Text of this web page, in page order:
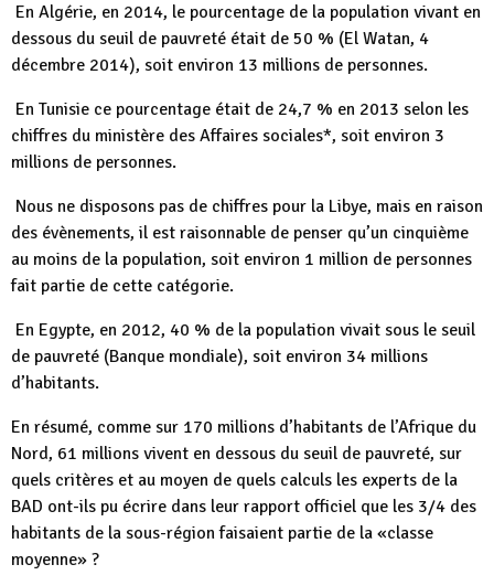
En Algérie, en 2014, le pourcentage de la population vivant en
dessous du seuil de pauvreté était de 50 % (El Watan, 4
décembre 2014), soit environ 13 millions de personnes.
En Tunisie ce pourcentage était de 24,7 % en 2013 selon les
chiffres du ministère des Affaires sociales*, soit environ 3
millions de personnes.
Nous ne disposons pas de chiffres pour la Libye, mais en raison
des évènements, il est raisonnable de penser qu’un cinquième
au moins de la population, soit environ 1 million de personnes
fait partie de cette catégorie.
En Egypte, en 2012, 40 % de la population vivait sous le seuil
de pauvreté (Banque mondiale), soit environ 34 millions
d’habitants.
En résumé, comme sur 170 millions d’habitants de l’Afrique du
Nord, 61 millions vivent en dessous du seuil de pauvreté, sur
quels critères et au moyen de quels calculs les experts de la
BAD ont-ils pu écrire dans leur rapport officiel que les 3/4 des
habitants de la sous-région faisaient partie de la «classe
moyenne» ?